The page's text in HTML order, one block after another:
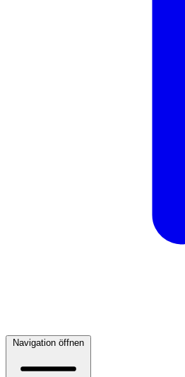
Navigation öffnen